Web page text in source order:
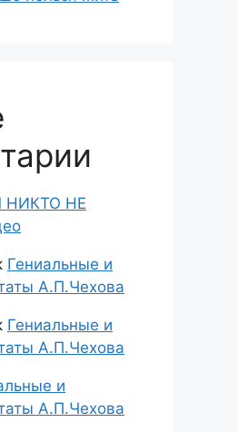
НИКТО НЕ
Гениальные и
А.П.Чехова
Гениальные и
А.П.Чехова
и
А.П.Чехова